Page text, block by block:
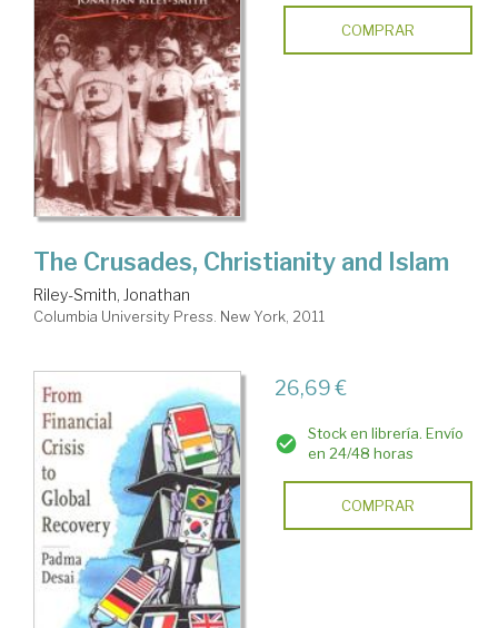
COMPRAR
The Crusades, Christianity and Islam
Riley-Smith, Jonathan
Columbia University Press. New York, 2011
26,69 €
Stock en librería. Envío
en 24/48 horas
COMPRAR